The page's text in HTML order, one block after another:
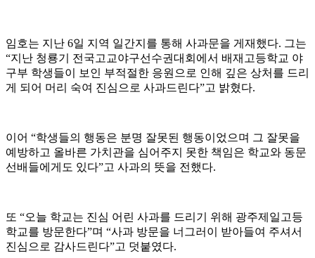
임호는 지난 6일 지역 일간지를 통해 사과문을 게재했다. 그는
“지난 청룡기 전국고교야구선수권대회에서 배재고등학교 야
구부 학생들이 보인 부적절한 응원으로 인해 깊은 상처를 드리
게 되어 머리 숙여 진심으로 사과드린다”고 밝혔다.
이어 “학생들의 행동은 분명 잘못된 행동이었으며 그 잘못을
예방하고 올바른 가치관을 심어주지 못한 책임은 학교와 동문
선배들에게도 있다”고 사과의 뜻을 전했다.
또 “오늘 학교는 진심 어린 사과를 드리기 위해 광주제일고등
학교를 방문한다”며 “사과 방문을 너그러이 받아들여 주셔서
진심으로 감사드린다”고 덧붙였다.